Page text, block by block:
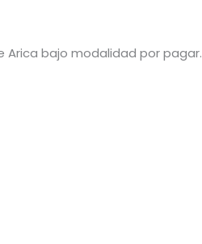
bajo modalidad por pagar.